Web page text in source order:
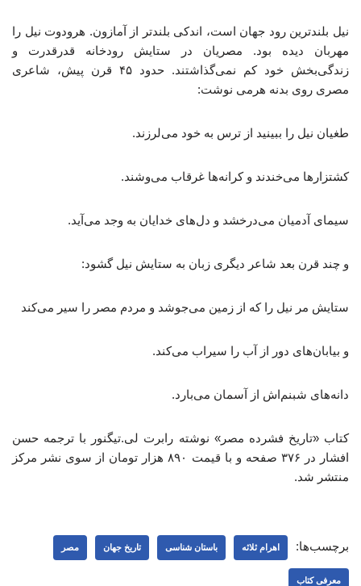
نیل بلندترین رود جهان است، اندکی بلندتر از آمازون. هرودوت نیل را
مهربان دیده بود. مصریان در ستایش رودخانه قدرقدرت و
زندگی‌بخش خود کم نمی‌گذاشتند. حدود ۴۵ قرن پیش، شاعری
مصری روی بدنه هرمی نوشت:
طغیان نیل را ببینید از ترس به خود می‌لرزند.
کشتزارها می‌خندند و کرانه‌ها غرقاب می‌وشند.
سیمای آدمیان می‌درخشد و دل‌های خدایان به وجد می‌آید.
و چند قرن بعد شاعر دیگری زبان به ستایش نیل گشود:
ستایش مر نیل را که از زمین می‌جوشد و مردم مصر را سیر می‌کند
و بیابان‌های دور از آب را سیراب می‌کند.
دانه‌های شبنم‌اش از آسمان می‌بارد.
کتاب «تاریخ فشرده مصر» نوشته رابرت لی.تیگنور با ترجمه حسن
افشار در ۳۷۶ صفحه و با قیمت ۸۹۰ هزار تومان از سوی نشر مرکز
منتشر شد.
برچسب‌ها: اهرام ثلاثه باستان شناسی تاریخ جهان مصر
معرفی کتاب